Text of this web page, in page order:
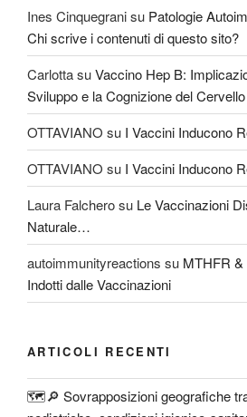
Ines Cinquegranisu Patologie
Chi scrive i contenuti di questo sito?
CarlottasuVaccino Hep B:
Sviluppo e la Cognizione del Cervello
OTTAVIANO su I Vaccini Inducono
OTTAVIANO su I Vaccini Inducono
Laura Falcherosu Le Vaccinazioni
Naturale…
autoimmunityreactions su MTHFR
Indotti dalle Vaccinazioni
ARTICOLI RECENTI
🗺️🔎 Sovrapposizioni geografiche